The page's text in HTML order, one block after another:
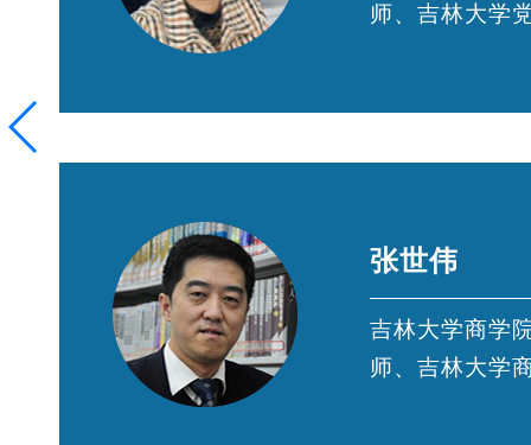
师、吉林大学
张世伟
吉林大学商学
师、吉林大学